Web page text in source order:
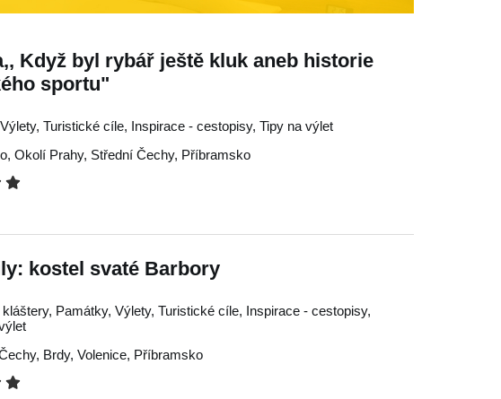
Když byl rybář ještě kluk aneb historie
sportu"
Turistické cíle, Inspirace - cestopisy, Tipy na výlet
, Okolí Prahy, Střední Čechy, Příbramsko
kostel svaté Barbory
kláštery, Památky, Výlety, Turistické cíle, Inspirace - cestopisy,
, Brdy, Volenice, Příbramsko